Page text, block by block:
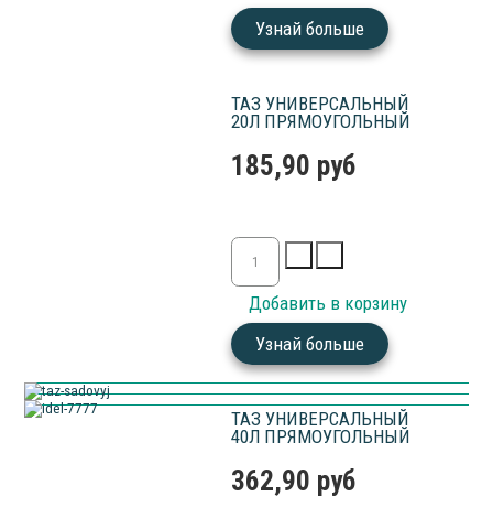
Узнай больше
ТАЗ УНИВЕРСАЛЬНЫЙ
20Л ПРЯМОУГОЛЬНЫЙ
185,90 руб
Узнай больше
ТАЗ УНИВЕРСАЛЬНЫЙ
40Л ПРЯМОУГОЛЬНЫЙ
362,90 руб